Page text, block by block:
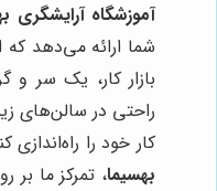
آموزشگاه آرایشگری
شما ارائه می‌دهد
بازار کار، یک سر و
راحتی در سالن‌های
کار خود را
بهسیما، تمرکز ما